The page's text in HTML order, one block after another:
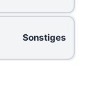
Sonstiges